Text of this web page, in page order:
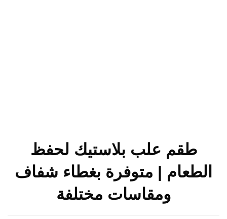
طقم علب بلاستيك لحفظ
الطعام | متوفرة بغطاء شفاف
ومقاسات مختلفة